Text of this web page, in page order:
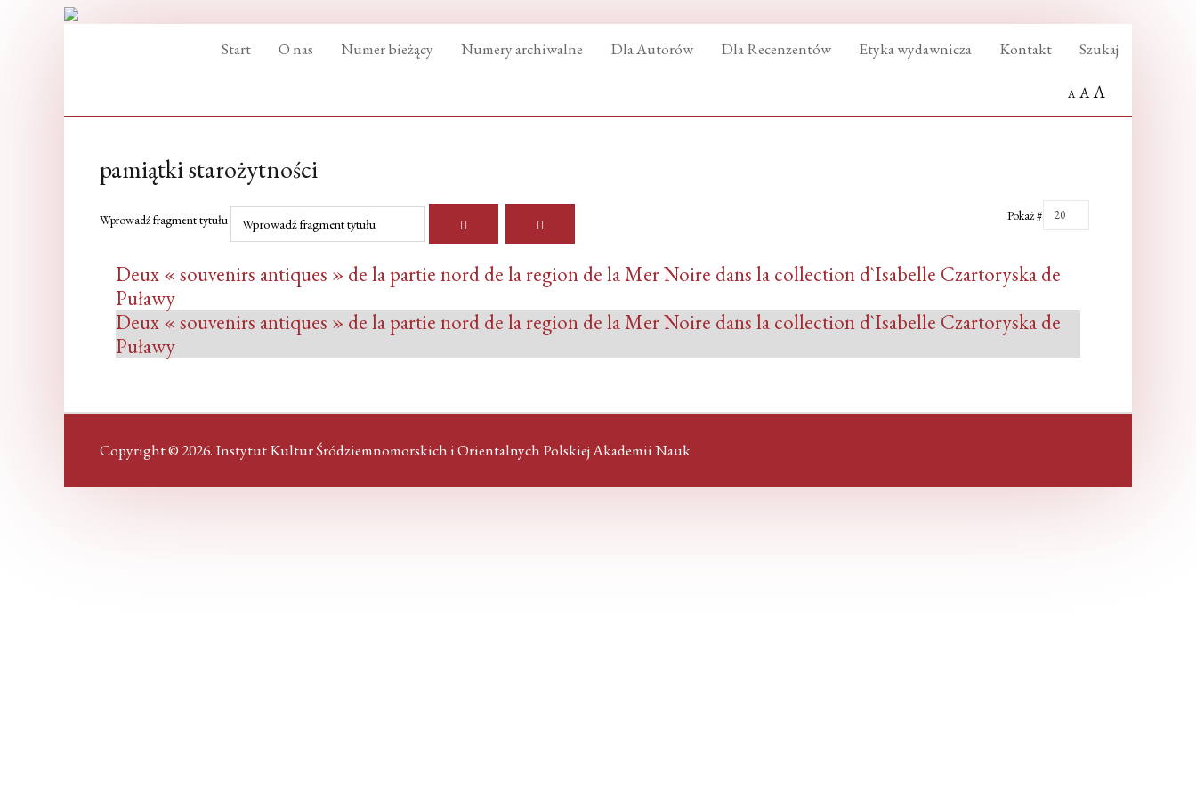
Start O nas Numer bieżący Numery archiwalne Dla Autorów Dla Recenzentów Etyka wydawnicza Kontakt Szukaj
A A A
pamiątki starożytności
Wprowadź fragment tytułu Pokaż # 20
Deux « souvenirs antiques » de la partie nord de la region de la Mer Noire dans la collection d`Isabelle Czartoryska de
Puławy
Deux « souvenirs antiques » de la partie nord de la region de la Mer Noire dans la collection d`Isabelle Czartoryska de
Puławy
Copyright © 2026. Instytut Kultur Śródziemnomorskich i Orientalnych Polskiej Akademii Nauk